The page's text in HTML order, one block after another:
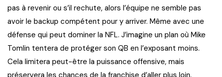
pas à revenir ou s’il rechute, alors l’équipe ne semble pas
avoir le backup compétent pour y arriver. Même avec une
défense qui peut dominer la NFL. J’imagine un plan où Mike
Tomlin tentera de protéger son QB en l’exposant moins.
Cela limitera peut-être la puissance offensive, mais
préservera les chances de la franchise d’aller plus loin.